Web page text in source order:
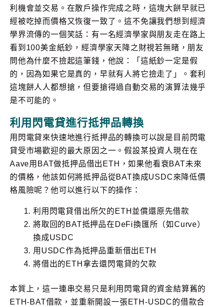
利機會並交易。在散戶操作完成之時，這塊大餅早就已
經被吃掉而價格又恢復一致了。這不免讓我們想到經濟
學界流傳的一個笑話：有一名經濟學家與朋友走在路上
看到100美金紙鈔，經濟學家天降之財視若無睹，朋友
問他為什麼不撿起這筆錢，他說：「這紙鈔一定是假
的，因為如果它是真的，早就有人將它撿走了」。套利
這塊餅人人都想搶，但要搶得過自動交易的演算法幾乎
是不可能的。
利用閃電貸進行抵押品轉換
用閃電貸來快速地進行抵押品的轉換可以說是目前閃電
貸受市場歡迎的最大原因之一。假設某投資人現在在
Aave用BAT做抵押品借出ETH，如果他看衰BAT未來
的價格，他該如何將抵押品從BAT換成USDC來降低價
格風險呢？他可以進行以下的操作：
利用閃電貸借出所欠的ETH並償還原先借款
將取回的BAT抵押品在DeFi換匯所（如Curve）
換成USDC
用USDC作為抵押品重新借出ETH
將借出的ETH拿去還閃電貸的欠款
本質上，這一連串交易只是利用閃電貸的資金結算舊的
ETH-BAT借款，並重新開設一張ETH-USDC的借款合